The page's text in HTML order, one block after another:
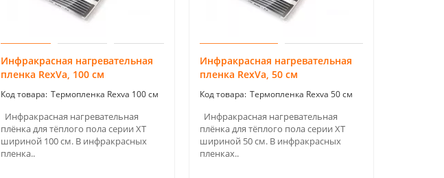
Инфракрасная нагревательная
пленка RexVa, 100 см
Термопленка Rexva 100 см
Инфракрасная нагревательная
плёнка для тёплого пола серии XТ
шириной 100 см. В инфракрасных
пленка..
Инфракрасная нагревательная
пленка RexVa, 50 см
Термопленка Rexva 50 см
Инфракрасная нагревательная
плёнка для тёплого пола серии XT
шириной 50 см. В инфракрасных
пленках..